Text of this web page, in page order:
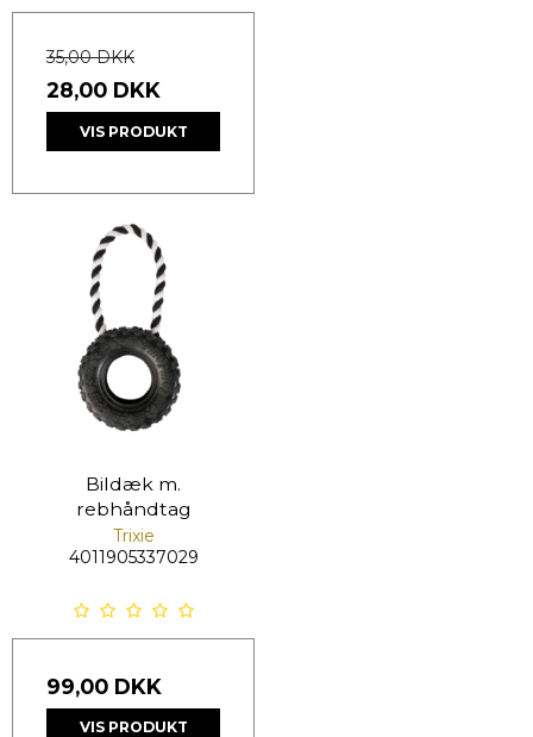
35,00 DKK
28,00 DKK
VIS PRODUKT
Bildæk m.
rebhåndtag
Trixie
4011905337029
99,00 DKK
VIS PRODUKT